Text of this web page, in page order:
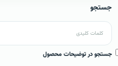
جستجو
جستجو در توضیحات محصول